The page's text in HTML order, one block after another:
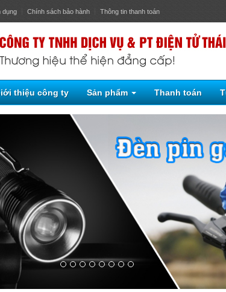
dụng Chính sách bảo hành Thông tin thanh toán
thiệu công ty Sản phẩm Thanh toán